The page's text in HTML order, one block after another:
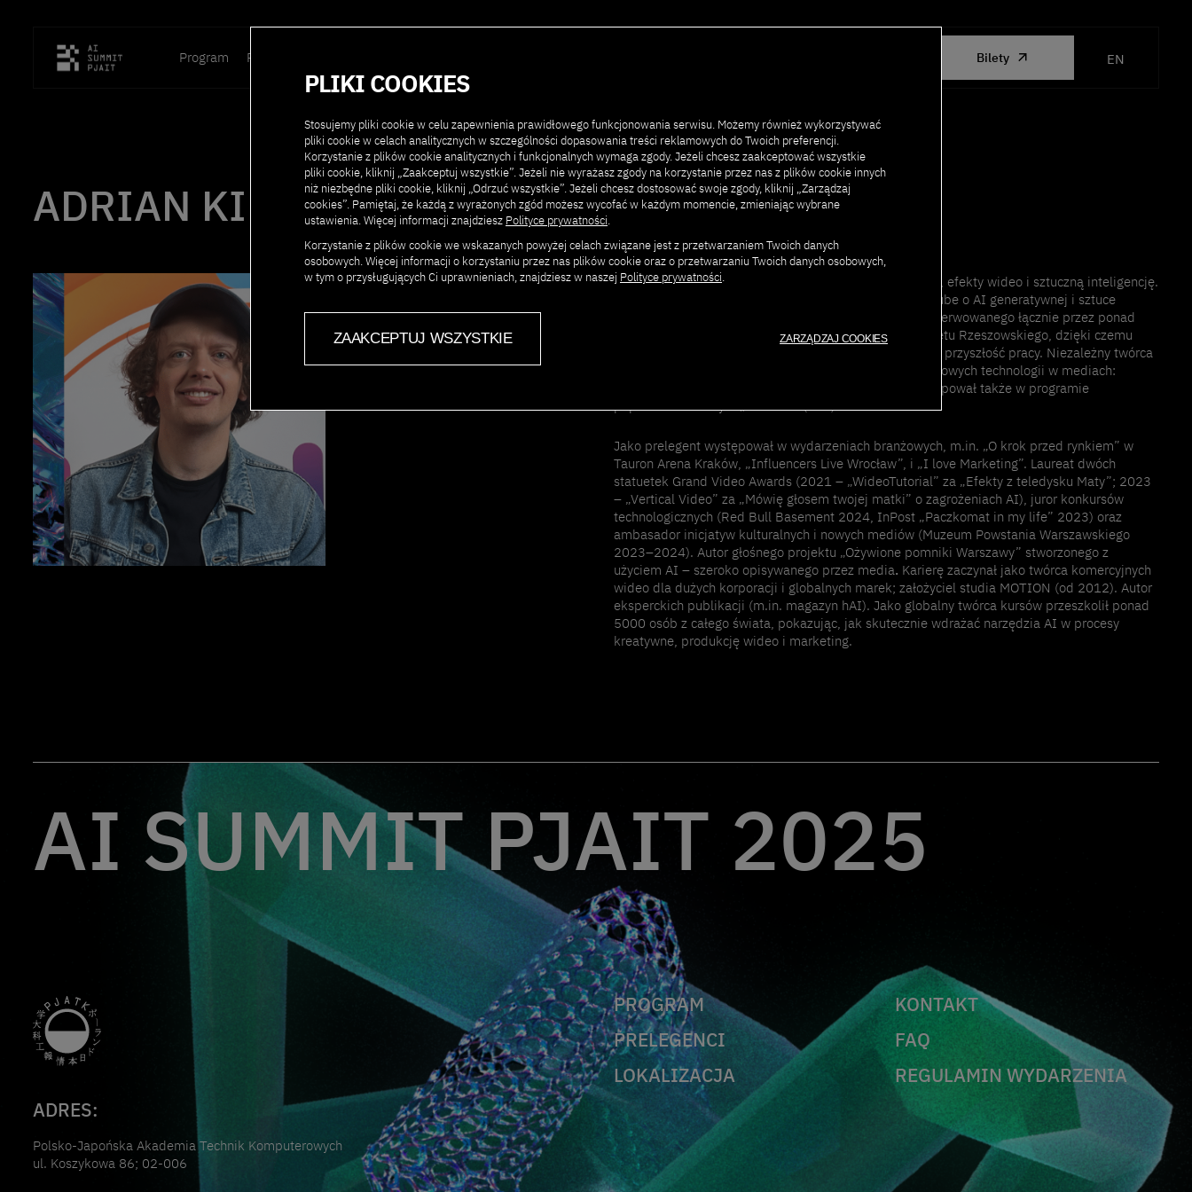
Program Prelegenci Bilety EN
ADRIAN KILAR
Twórca cyfrowy, edukator i praktyk AI. Łączy świat filmu, efekty wideo i sztuczną inteligencję.
Autor i prowadzący największego w Polsce kanału YouTube o AI generatywnej i sztuce
audiowizualnej („AI NOWOŚCI!”, „MÓWI KAMERA”) obserwowanego łącznie przez ponad
140 tys. subskrybentów. Filozof – absolwent Uniwersytetu Rzeszowskiego, dzięki czemu
patrzy na AI także przez pryzmat wpływu na człowieka i przyszłość pracy. Niezależny twórca
wideo, badacz AI w branży kreatywnej i popularyzator nowych technologii w mediach:
(2024-2025 stały komentator w „Halo tu Polsat”, występował także w programie
popularnonaukowym „DeFacto” (TTV).
Jako prelegent występował w wydarzeniach branżowych, m.in. „O krok przed rynkiem” w
Tauron Arena Kraków, „Influencers Live Wrocław”, i „I love Marketing”. Laureat dwóch
statuetek Grand Video Awards (2021 – „WideoTutorial” za „Efekty z teledysku Maty”; 2023
– „Vertical Video” za „Mówię głosem twojej matki” o zagrożeniach AI), juror konkursów
technologicznych (Red Bull Basement 2024, InPost „Paczkomat in my life” 2023) oraz
ambasador inicjatyw kulturalnych i nowych mediów (Muzeum Powstania Warszawskiego
2023–2024). Autor głośnego projektu „Ożywione pomniki Warszawy” stworzonego z
użyciem AI – szeroko opisywanego przez media. Karierę zaczynał jako twórca komercyjnych
wideo dla dużych korporacji i globalnych marek; założyciel studia MOTION (od 2012). Autor
eksperckich publikacji (m.in. magazyn hAI). Jako globalny twórca kursów przeszkolił ponad
5000 osób z całego świata, pokazując, jak skutecznie wdrażać narzędzia AI w procesy
kreatywne, produkcję wideo i marketing.
AI SUMMIT PJAIT 2025
ADRES:
Polsko-Japońska Akademia Technik Komputerowych
ul. Koszykowa 86; 02-006
PROGRAM
PRELEGENCI
LOKALIZACJA
KONTAKT
FAQ
REGULAMIN WYDARZENIA
PLIKI COOKIES
Stosujemy pliki cookie w celu zapewnienia prawidłowego funkcjonowania serwisu. Możemy również wykorzystywać
pliki cookie w celach analitycznych w szczególności dopasowania treści reklamowych do Twoich preferencji.
Korzystanie z plików cookie analitycznych i funkcjonalnych wymaga zgody. Jeżeli chcesz zaakceptować wszystkie
pliki cookie, kliknij „Zaakceptuj wszystkie”. Jeżeli nie wyrażasz zgody na korzystanie przez nas z plików cookie innych
niż niezbędne pliki cookie, kliknij „Odrzuć wszystkie”. Jeżeli chcesz dostosować swoje zgody, kliknij „Zarządzaj
cookies”. Pamiętaj, że każdą z wyrażonych zgód możesz wycofać w każdym momencie, zmieniając wybrane
ustawienia. Więcej informacji znajdziesz Polityce prywatności.
Korzystanie z plików cookie we wskazanych powyżej celach związane jest z przetwarzaniem Twoich danych
osobowych. Więcej informacji o korzystaniu przez nas plików cookie oraz o przetwarzaniu Twoich danych osobowych,
w tym o przysługujących Ci uprawnieniach, znajdziesz w naszej Polityce prywatności.
ZAAKCEPTUJ WSZYSTKIE ZARZĄDZAJ COOKIES